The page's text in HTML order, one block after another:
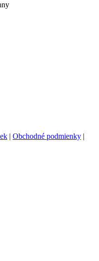
| Obchodné podmienky |